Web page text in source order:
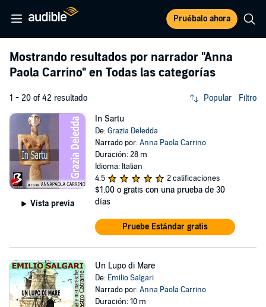
Pruébalo ahora
Mostrando resultados por narrador "Anna
Paola Carrino" en Todas las categorías
1 - 20 of 42 resultado Popular Filtro
Vista previa
In Sartu
De:Grazia Deledda
Narrado por:Anna Paola Carrino
Duración: 28 m
Idioma: Italian
4.5
2 calificaciones
$1.00 o gratis con una prueba de 30
días
Pruebe Estándar gratis
Un Lupo di Mare
De: Emilio Salgari
Narrado por:Anna Paola Carrino
Duración: 10 m